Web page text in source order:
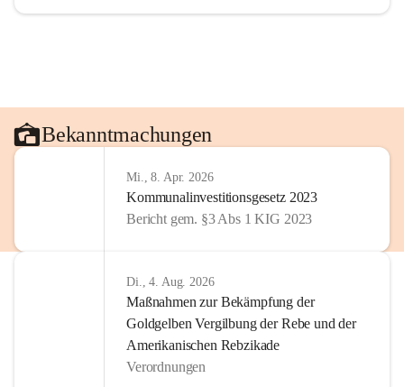
Bekanntmachungen
Mi., 8. Apr. 2026
Kommunalinvestitionsgesetz 2023
Bericht gem. §3 Abs 1 KIG 2023
Di., 4. Aug. 2026
Maßnahmen zur Bekämpfung der
Goldgelben Vergilbung der Rebe und der
Amerikanischen Rebzikade
Verordnungen